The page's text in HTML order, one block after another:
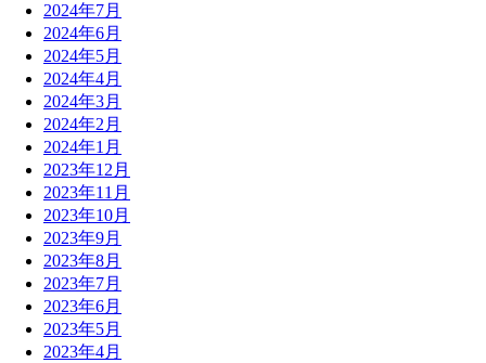
2024年7月
2024年6月
2024年5月
2024年4月
2024年3月
2024年2月
2024年1月
2023年12月
2023年11月
2023年10月
2023年9月
2023年8月
2023年7月
2023年6月
2023年5月
2023年4月